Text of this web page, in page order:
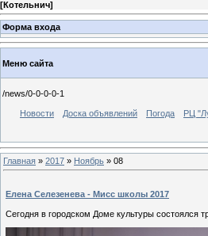
[Котельнич]
Форма входа
Меню сайта
/news/0-0-0-0-1
Новости Доска объявлений Погода РЦ
Главная » 2017 » Ноябрь » 08
Елена Селезенева - Мисс школы 2017
Сегодня в городском Доме культуры